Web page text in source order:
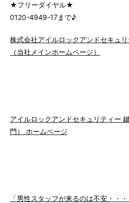
★フリーダイヤル★
0120-4949-17まで♪
株式会社アイルロックアンドセキュ
（当社メインホームページ）
アイルロックアンドセキュリティー
門） ホームページ
「男性スタッフが来るのは不安・・